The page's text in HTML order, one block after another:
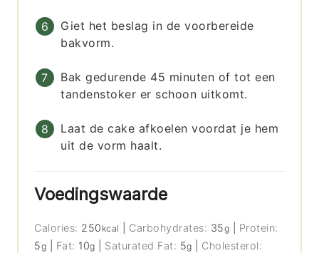
Giet het beslag in de voorbereide
bakvorm.
Bak gedurende 45 minuten of tot een
tandenstoker er schoon uitkomt.
Laat de cake afkoelen voordat je hem
uit de vorm haalt.
Voedingswaarde
Calories: 250 kcal Carbohydrates: 35g
Protein:
5g Fat: 10g Saturated Fat: 5g
Cholesterol: